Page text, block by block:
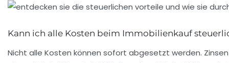
Kann ich alle Kosten beim Immobilienkauf
Nicht alle Kosten können sofort abgesetzt werden.